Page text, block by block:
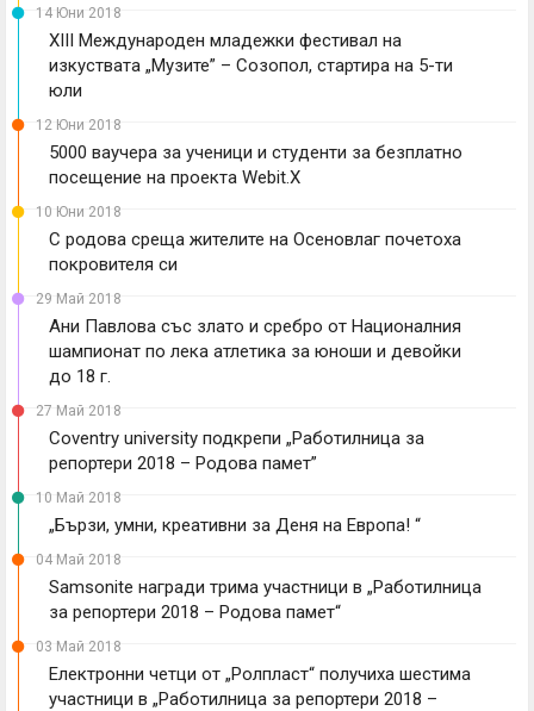
14 Юни 2018
XIII Международен младежки фестивал на
изкуствата „Музите” – Созопол, стартира на 5-ти
юли
12 Юни 2018
5000 ваучера за ученици и студенти за безплатно
посещение на проекта Webit.X
10 Юни 2018
С родова среща жителите на Осеновлаг почетоха
покровителя си
29 Май 2018
Ани Павлова със злато и сребро от Националния
шампионат по лека атлетика за юноши и девойки
до 18 г.
27 Май 2018
Coventry university подкрепи „Работилница за
репортери 2018 – Родова памет”
10 Май 2018
„Бързи, умни, креативни за Деня на Европа! “
04 Май 2018
Samsonite награди трима участници в „Работилница
за репортери 2018 – Родова памет“
03 Май 2018
Електронни четци от „Ролпласт“ получиха шестима
участници в „Работилница за репортери 2018 –